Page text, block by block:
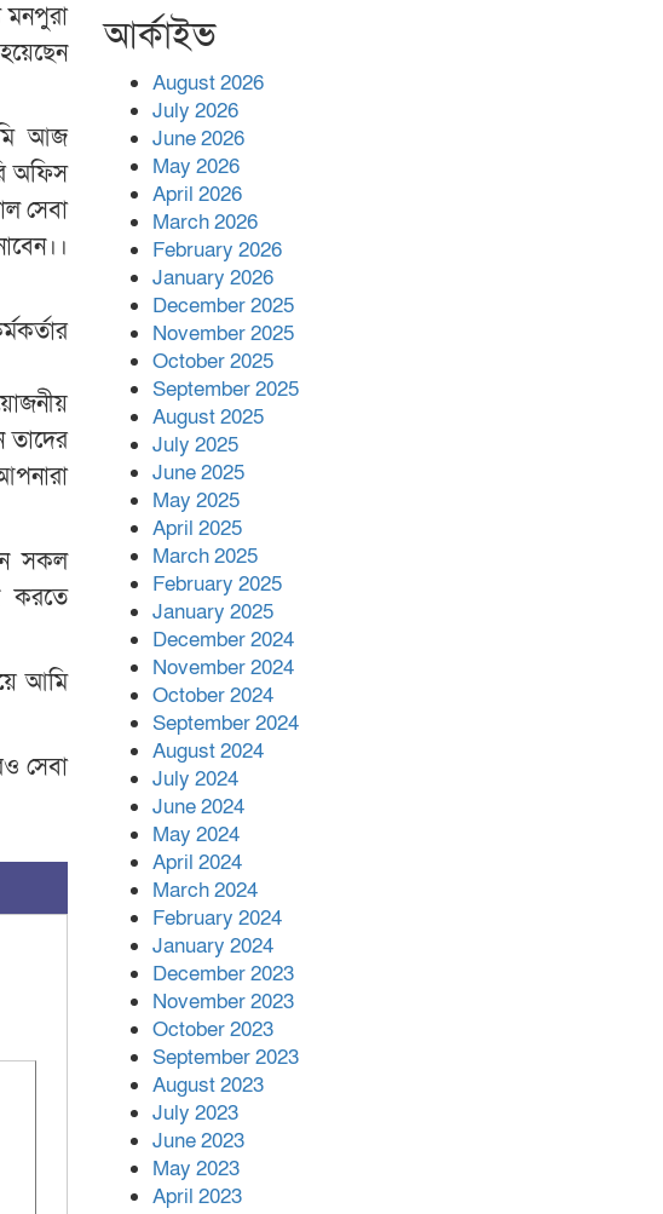
মনপুরা
আজ
অফিস
সেবা
তাদের
সকল
করতে
আমি
সেবা
স্থাপন করলেন চরফ্যাশনের ইউএনও
রুমানা আফরোজ
ভোলা সদর হাসপাতালের চিকিৎসক
হঠাৎ সদর হাসপাতালে এমপি
পার্থ,রোগীদের পাশে দাঁড়িয়ে শুনলেন
সেবার বাস্তব চিত্র
খাল পুনঃখননে সাশ্রয়,সরকারি কোষাগারে
ফিরল ২ কোটি ২০ লাখ টাকা।সততার
অনন্য দৃষ্টান্ত স্থাপন করলেন ইউএনও
বেদবতী মিস্ত্রী।
৩০ জুলাই একযোগে এসএসসির ফল
প্রকাশ।
আর্কাইভ
August 2026
July 2026
June 2026
May 2026
April 2026
March 2026
February 2026
January 2026
December 2025
November 2025
October 2025
September 2025
August 2025
July 2025
June 2025
May 2025
April 2025
March 2025
February 2025
January 2025
December 2024
November 2024
October 2024
September 2024
August 2024
July 2024
June 2024
May 2024
April 2024
March 2024
February 2024
January 2024
December 2023
November 2023
October 2023
September 2023
August 2023
July 2023
June 2023
May 2023
April 2023